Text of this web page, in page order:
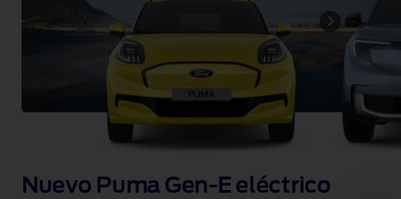
Nuevo Puma Gen-E eléctrico